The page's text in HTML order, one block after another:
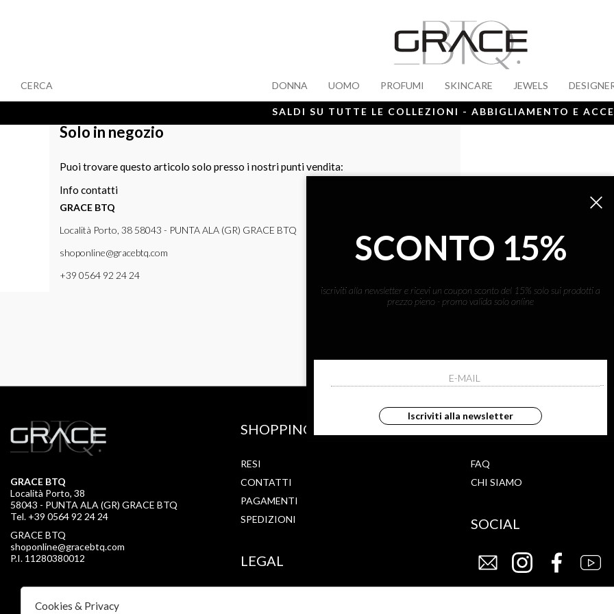
DONNA UOMO PROFUMI SKINCARE JEWELS
CERCA
SALDI SU TUTTE LE COLLEZIONI - ABBIGLIAMENTO E
Solo in negozio
Puoi trovare questo articolo solo presso i nostri punti vendita:
Info contatti
GRACE BTQ
Località Porto, 38 58043 - PUNTA ALA (GR) GRACE BTQ
shoponline@gracebtq.com
+39 0564 92 24 24
ISCRIVITI ALLA
ho letto ed accettato le condizioni sulla
GRACE BTQ
Località Porto, 38
58043 - PUNTA ALA (GR) GRACE BTQ
Tel. +39 0564 92 24 24
GRACE BTQ
shoponline@gracebtq.com
P.I. 11280380012
SHOPPING
RESI
CONTATTI
PAGAMENTI
SPEDIZIONI
LEGAL
STORE
FAQ
CHI SIAMO
SOCIAL
SCONTO 15%
iscriviti alla newsletter e ricevi un coupon sconto del 15% solo sui prodotti a
prezzo pieno - promo valida solo online
Iscriviti alla newsletter
Cookies & Privacy